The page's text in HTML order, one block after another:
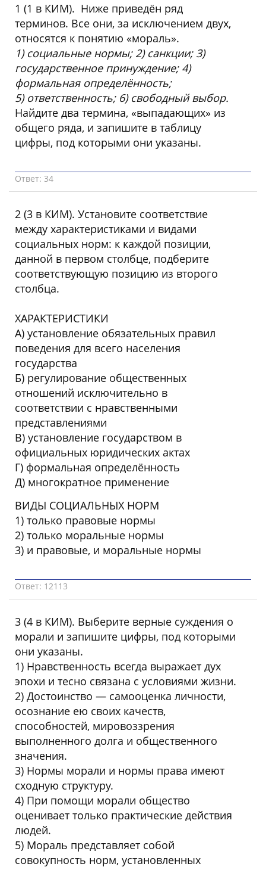
1 (1 в КИМ). Ниже приведён ряд
терминов. Все они, за исключением двух,
относятся к понятию «мораль».
1) социальные нормы; 2) санкции; 3)
государственное принуждение; 4)
формальная определённость;
5) ответственность; 6) свободный выбор.
Найдите два термина, «выпадающих» из
общего ряда, и запишите в таблицу
цифры, под которыми они указаны.
Ответ: 34
2 (3 в КИМ). Установите соответствие
между характеристиками и видами
социальных норм: к каждой позиции,
данной в первом столбце, подберите
соответствующую позицию из второго
столбца.
ХАРАКТЕРИСТИКИ
А) установление обязательных правил
поведения для всего населения
государства
Б) регулирование общественных
отношений исключительно в
соответствии с нравственными
представлениями
В) установление государством в
официальных юридических актах
Г) формальная определённость
Д) многократное применение
ВИДЫ СОЦИАЛЬНЫХ НОРМ
1) только правовые нормы
2) только моральные нормы
3) и правовые, и моральные нормы
Ответ: 12113
3 (4 в КИМ). Выберите верные суждения о
морали и запишите цифры, под которыми
они указаны.
1) Нравственность всегда выражает дух
эпохи и тесно связана с условиями жизни.
2) Достоинство — самооценка личности,
осознание ею своих качеств,
способностей, мировоззрения
выполненного долга и общественного
значения.
3) Нормы морали и нормы права имеют
сходную структуру.
4) При помощи морали общество
оценивает только практические действия
людей.
5) Мораль представляет собой
совокупность норм, установленных